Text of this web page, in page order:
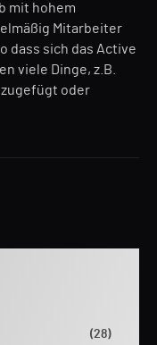
(28)
mit hohem
Mitarbeiter
dass sich das Active
viele Dinge, z.B.
oder